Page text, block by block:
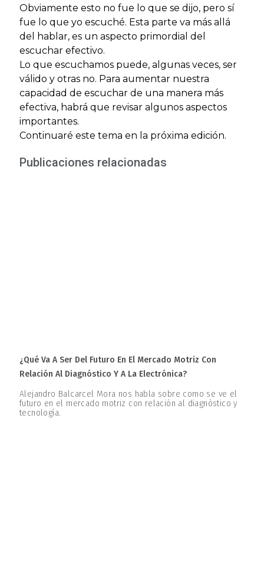
Obviamente esto no fue lo que se dijo, pero sí
fue lo que yo escuché. Esta parte va más allá
del hablar, es un aspecto primordial del
escuchar efectivo.
Lo que escuchamos puede, algunas veces, ser
válido y otras no. Para aumentar nuestra
capacidad de escuchar de una manera más
efectiva, habrá que revisar algunos aspectos
importantes.
Continuaré este tema en la próxima edición.
Publicaciones relacionadas
¿Qué Va A Ser Del Futuro En El Mercado Motriz Con
Relación Al Diagnóstico Y A La Electrónica?
Alejandro Balcarcel Mora nos habla sobre como se ve el
futuro en el mercado motriz con relación al diagnóstico y
tecnología.